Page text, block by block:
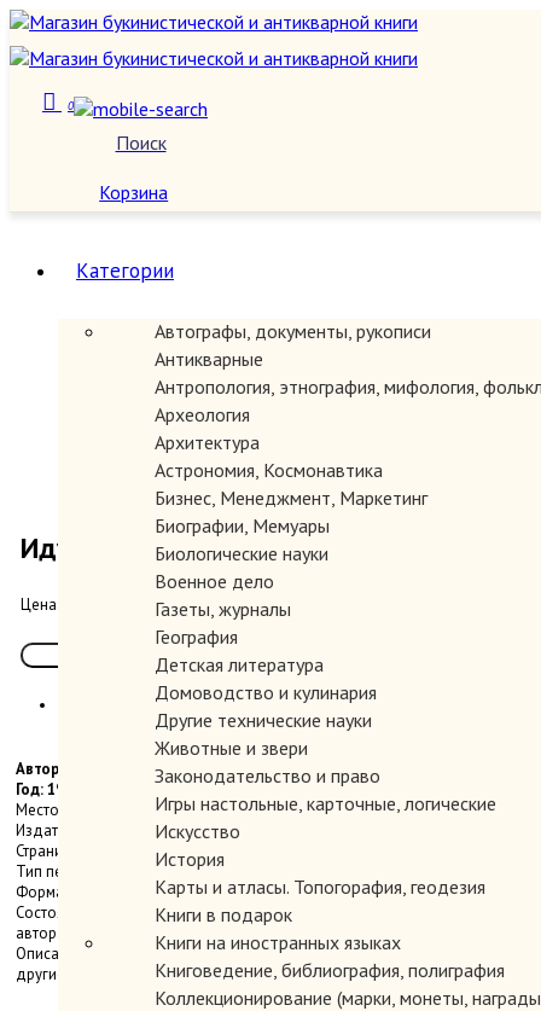
Поиск
0
Корзина
Категории
Автографы, документы, рукописи
Антикварные
Антропология, этнография, мифология,
Археология
Архитектура
Астрономия, Космонавтика
Бизнес, Менеджмент, Маркетинг
Биографии, Мемуары
Биологические науки
Военное дело
Газеты, журналы
География
Детская литература
Домоводство и кулинария
Другие технические науки
Животные и звери
Законодательство и право
Игры настольные, карточные, логические
Искусство
История
Карты и атласы. Топогорафия, геодезия
Книги в подарок
Книги на иностранных языках
Книговедение, библиография, полиграфия
Коллекционирование (марки, монеты,
Идущий по воде. Статьи и письма.
Цена: 800.00 руб.
Автор: Хазанов Борис.
Год: 1985
Место издания: Мюнхен
Издательство: Страна и мир
Страниц: 251 с.
Тип переплета: Мягкий
Формат книги: Стандартный
Состояние: Очень хорошее-отличное. На форзаце дарственная надпись
автора.
Описание: `Русская интеллигенция. История безответной любви`… и
другие статьи и письма 1972-1984 гг.